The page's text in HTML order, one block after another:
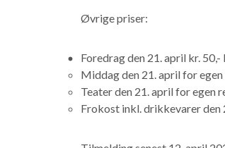
Øvrige priser:
Foredrag den 21. april kr. 50,-
Middag den 21. april for
Teater den 21. april for egen
Frokost inkl. drikkevarer den